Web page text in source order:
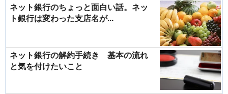
ネット銀行のちょっと面白い話。ネッ
ト銀行は変わった支店名が...
ネット銀行の解約手続き 基本の流れ
と気を付けたいこと